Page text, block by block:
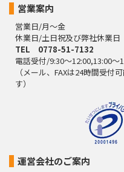
営業案内
営業日/月～金
休業日/土日祝及び弊社休業日
TEL 0778-51-7132
電話受付/9:30～12:00,13:00～
（メール、FAXは24時間受付
す）
運営会社のご案内